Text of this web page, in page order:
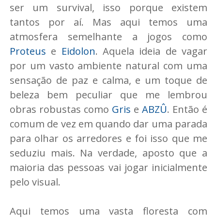
ser um survival, isso porque existem
tantos por aí. Mas aqui temos uma
atmosfera semelhante a jogos como
Proteus e Eidolon. Aquela ideia de vagar
por um vasto ambiente natural com uma
sensação de paz e calma, e um toque de
beleza bem peculiar que me lembrou
obras robustas como Gris e ABZÛ. Então é
comum de vez em quando dar uma parada
para olhar os arredores e foi isso que me
seduziu mais. Na verdade, aposto que a
maioria das pessoas vai jogar inicialmente
pelo visual.
Aqui temos uma vasta floresta com